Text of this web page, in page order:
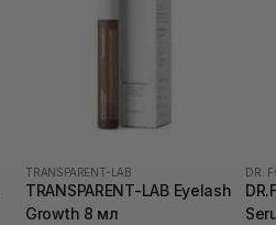
TRANSPARENT-LAB
TRANSPARENT-LAB Eyelash
Growth 8 мл
DR.